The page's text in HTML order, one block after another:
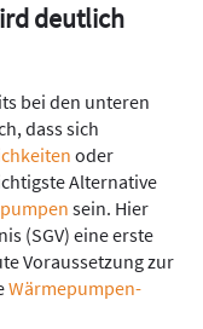
deutlich
bei den unteren
dass sich
oder
Alternative
sein. Hier
(SGV) eine erste
Voraussetzung zur
Wärmepumpen-